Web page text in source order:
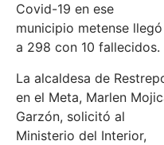
Covid-19 en ese
municipio metense llegó
a 298 con 10 fallecidos.
La alcaldesa de
en el Meta, Marlen
Garzón, solicitó al
Ministerio del Interior,